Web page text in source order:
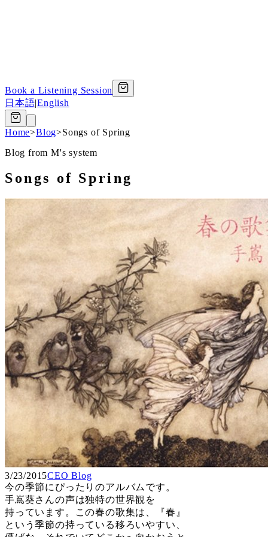
Book a Listening Session
日本語|English
Home>Blog>Songs of Spring
Blog from M's system
Songs of Spring
3/23/2015CEO Blog
今の季節にぴったりのアルバムです。
手嶌葵さんの声は独特の世界観を
持っています。この春の歌集は、『春』
という季節の持っている移ろいやすい、